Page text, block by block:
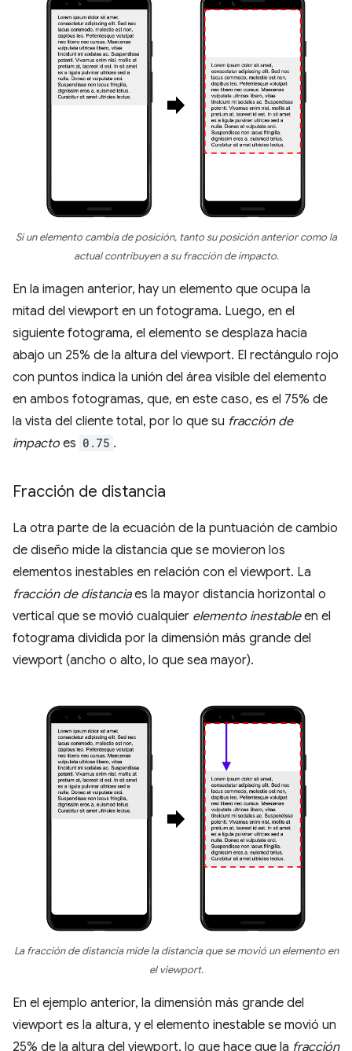
Si un elemento cambia de posición, tanto su posición anterior como la
actual contribuyen a su fracción de impacto.
En la imagen anterior, hay un elemento que ocupa la
mitad del viewport en un fotograma. Luego, en el
siguiente fotograma, el elemento se desplaza hacia
abajo un 25% de la altura del viewport. El rectángulo rojo
con puntos indica la unión del área visible del elemento
en ambos fotogramas, que, en este caso, es el 75% de
la vista del cliente total, por lo que su fracción de
impacto es 0.75 .
Fracción de distancia
La otra parte de la ecuación de la puntuación de cambio
de diseño mide la distancia que se movieron los
elementos inestables en relación con el viewport. La
fracción de distanciaes la mayor distancia horizontal o
vertical que se movió cualquier elemento inestableen el
fotograma dividida por la dimensión más grande del
viewport (ancho o alto, lo que sea mayor).
La fracción de distancia mide la distancia que se movió un elemento en
el viewport.
En el ejemplo anterior, la dimensión más grande del
viewport es la altura, y el elemento inestable se movió un
25% de la altura del viewport, lo que hace que la fracción